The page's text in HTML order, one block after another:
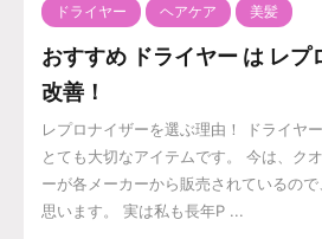
ドライヤー ヘアケア 美髪
おすすめ ドライヤー は レプ
改善！
レプロナイザーを選ぶ理由！ ドライヤ
とても大切なアイテムです。 今は、ク
ーが各メーカーから販売されているの
思います。 実は私も長年P ...